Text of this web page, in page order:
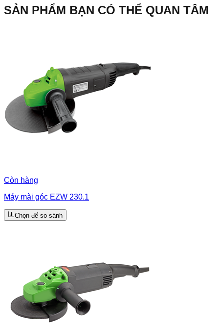
SẢN PHẨM BẠN CÓ THỂ QUAN TÂM
Còn hàng
Máy mài góc EZW 230.1
Chọn để so sánh